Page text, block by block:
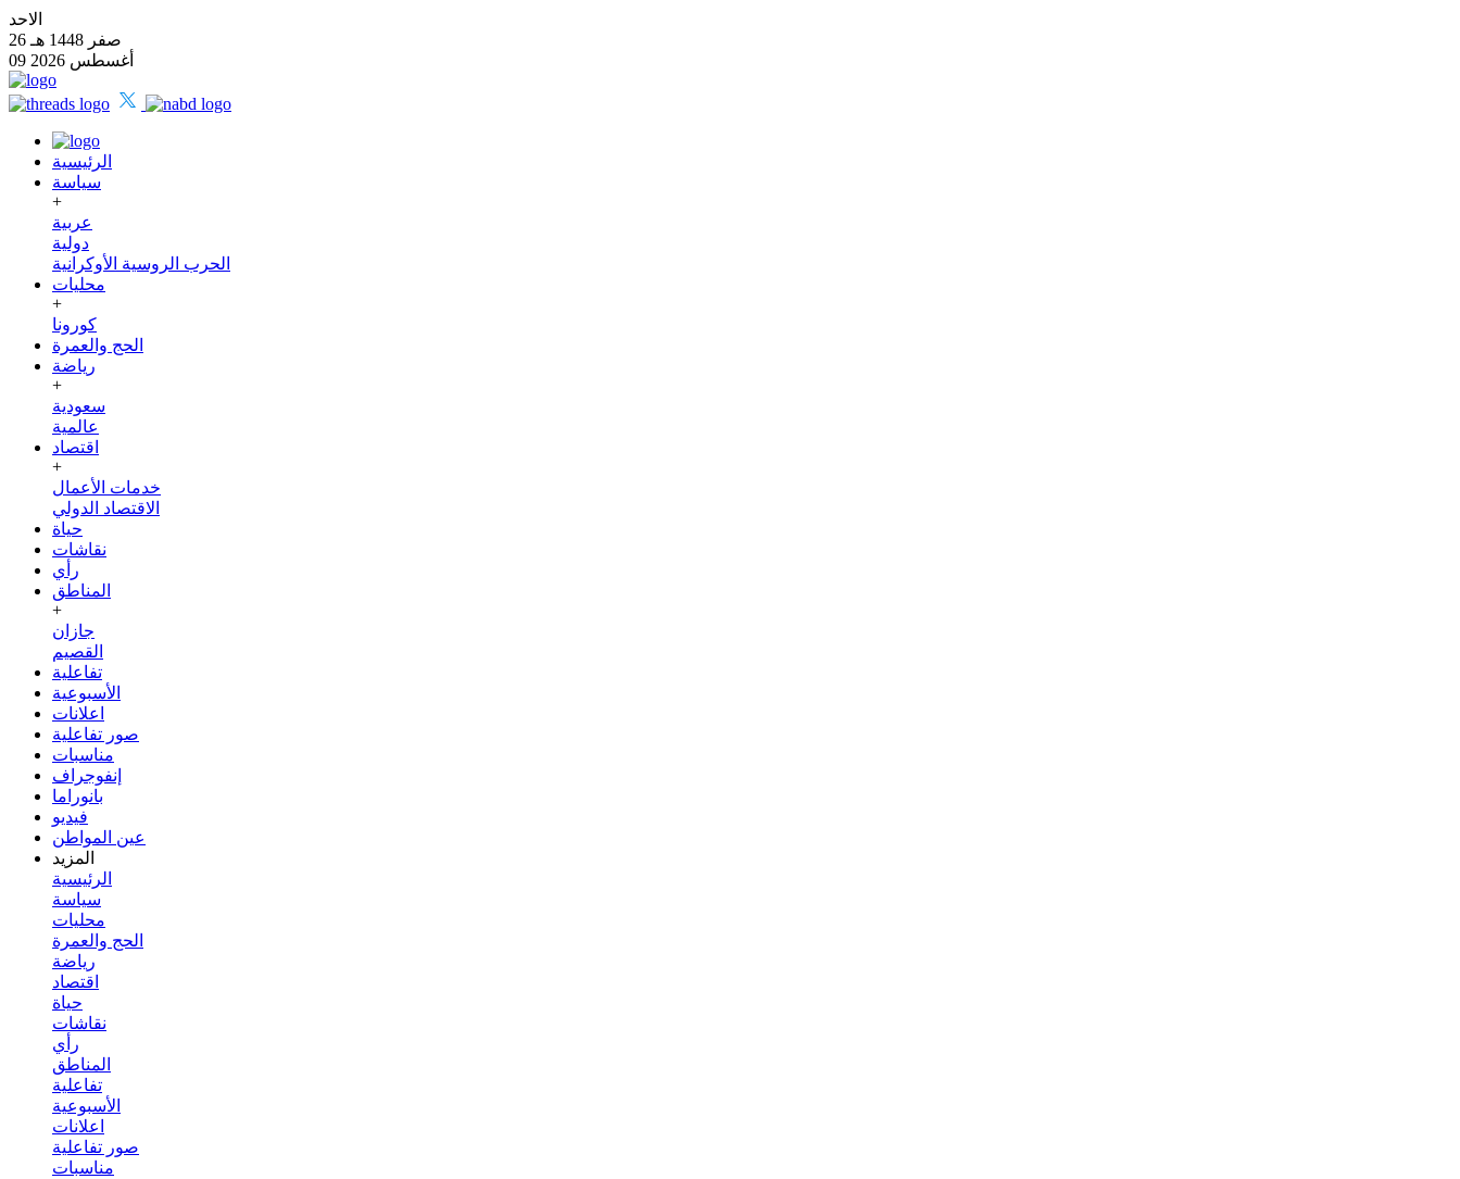
الاحد
26 صفر 1448 هـ
09 أغسطس 2026
الرئيسية
سياسة
+
عربية
دولية
الحرب الروسية الأوكرانية
محليات
+
كورونا
الحج والعمرة
رياضة
+
سعودية
عالمية
اقتصاد
+
خدمات الأعمال
الاقتصاد الدولي
حياة
نقاشات
رأي
المناطق
+
جازان
القصيم
تفاعلية
الأسبوعية
اعلانات
صور تفاعلية
مناسبات
إنفوجراف
بانوراما
فيديو
عين المواطن
المزيد
الرئيسية
سياسة
محليات
الحج والعمرة
رياضة
اقتصاد
حياة
نقاشات
رأي
المناطق
تفاعلية
الأسبوعية
اعلانات
صور تفاعلية
مناسبات